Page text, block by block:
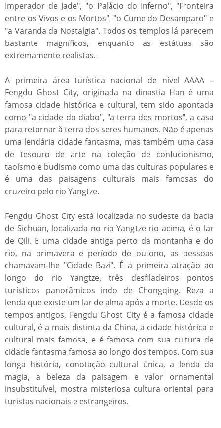
Imperador de Jade", "o Palácio do Inferno", "Fronteira
entre os Vivos e os Mortos", "o Cume do Desamparo" e
"a Varanda da Nostalgia". Todos os templos lá parecem
bastante magníficos, enquanto as estátuas são
extremamente realistas.
A primeira área turística nacional de nível AAAA –
Fengdu Ghost City, originada na dinastia Han é uma
famosa cidade histórica e cultural, tem sido apontada
como "a cidade do diabo", "a terra dos mortos", a casa
para retornar à terra dos seres humanos. Não é apenas
uma lendária cidade fantasma, mas também uma casa
de tesouro de arte na coleção de confucionismo,
taoísmo e budismo como uma das culturas populares e
é uma das paisagens culturais mais famosas do
cruzeiro pelo rio Yangtze.
Fengdu Ghost City está localizada no sudeste da bacia
de Sichuan, localizada no rio Yangtze rio acima, é o lar
de Qili. É uma cidade antiga perto da montanha e do
rio, na primavera e período de outono, as pessoas
chamavam-lhe "Cidade Bazi". É a primeira atração ao
longo do rio Yangtze, três desfiladeiros pontos
turísticos panorâmicos indo de Chongqing. Reza a
lenda que existe um lar de alma após a morte. Desde os
tempos antigos, Fengdu Ghost City é a famosa cidade
cultural, é a mais distinta da China, a cidade histórica e
cultural mais famosa, e é famosa com sua cultura de
cidade fantasma famosa ao longo dos tempos. Com sua
longa história, conotação cultural única, a lenda da
magia, a beleza da paisagem e valor ornamental
insubstituível, mostra misteriosa cultura oriental para
turistas nacionais e estrangeiros.